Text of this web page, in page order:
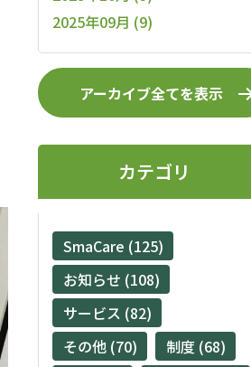
2025年09月 (9)
アーカイブ全てを表示
カテゴリ
SmaCare (125)
お知らせ (108)
サービス (82)
その他 (70)
制度 (68)